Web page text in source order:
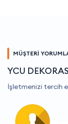
MÜŞTERİ
YCU
İşletmenizi tercih